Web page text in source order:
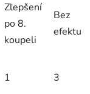
Zlepšení
po 8.
koupeli
Bez
efektu
1 3